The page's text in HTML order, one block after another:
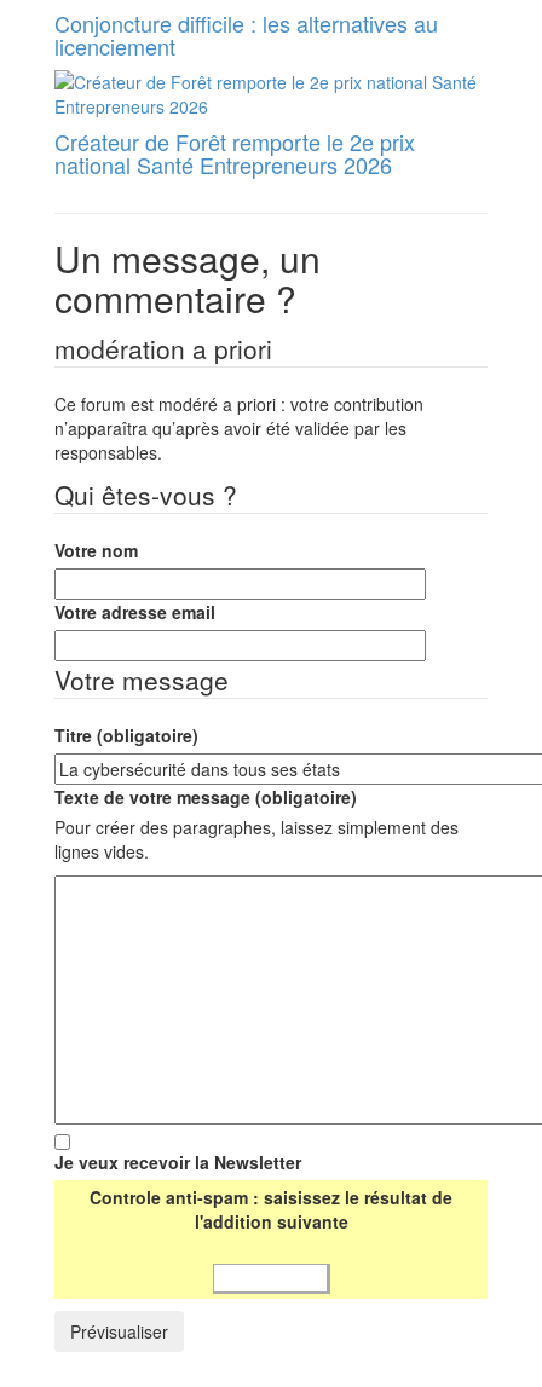
Conjoncture difficile : les alternatives au
licenciement
Créateur de Forêt remporte le 2e prix
national Santé Entrepreneurs 2026
Un message, un
commentaire ?
modération a priori
Ce forum est modéré a priori : votre contribution
n’apparaîtra qu’après avoir été validée par les
responsables.
Qui êtes-vous ?
Votre nom
Votre adresse email
Votre message
Titre (obligatoire)
Texte de votre message (obligatoire)
Pour créer des paragraphes, laissez simplement des
lignes vides.
Je veux recevoir la Newsletter
Controle anti-spam : saisissez le résultat de
l'addition suivante